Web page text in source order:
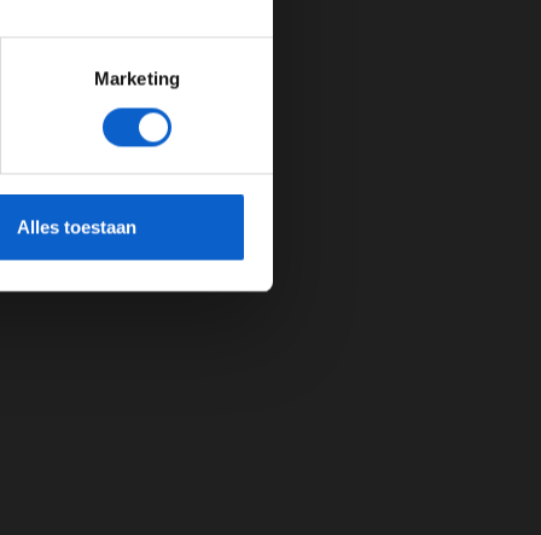
Marketing
Alles toestaan